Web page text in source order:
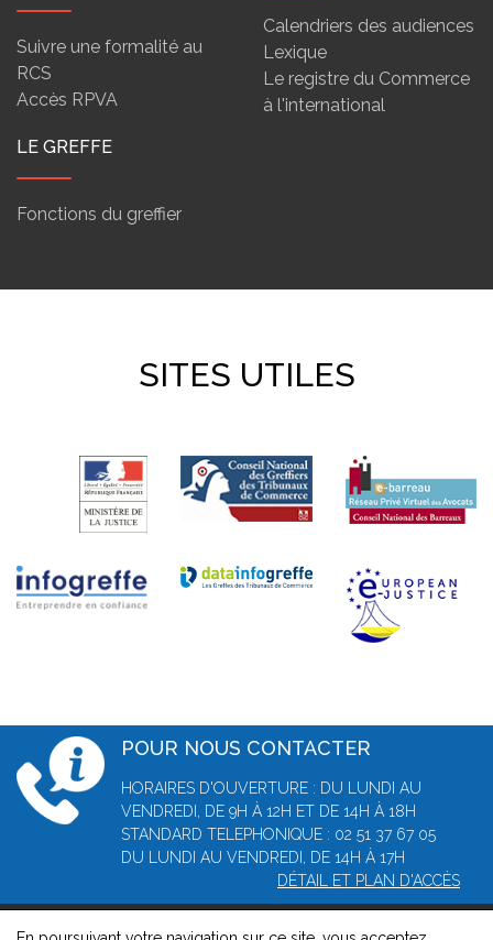
Suivre une formalité au
RCS
Accès RPVA
Calendriers des audiences
Lexique
Le registre du Commerce
à l'international
LE GREFFE
Fonctions du greffier
SITES UTILES
POUR NOUS CONTACTER
HORAIRES D'OUVERTURE : DU LUNDI AU
VENDREDI, DE 9H À 12H ET DE 14H À 18H
STANDARD TELEPHONIQUE : 02 51 37 67 05
DU LUNDI AU VENDREDI, DE 14H À 17H
DÉTAIL ET PLAN D'ACCÈS